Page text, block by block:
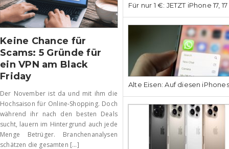
Keine Chance für
Scams: 5 Gründe für
ein VPN am Black
Friday
Der November ist da und mit ihm die
Hochsaison für Online-Shopping. Doch
während ihr nach den besten Deals
sucht, lauern im Hintergrund auch jede
Menge Betrüger. Branchenanalysen
schätzen die gesamten [...]
Für nur 1 €: JETZT iPhone 17,
Alte Eisen: Auf diesen